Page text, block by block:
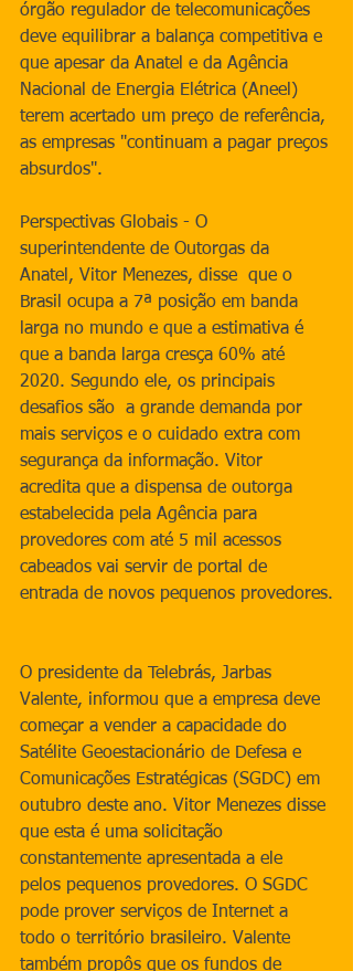
órgão regulador de telecomunicações
deve equilibrar a balança competitiva e
que apesar da Anatel e da Agência
Nacional de Energia Elétrica (Aneel)
terem acertado um preço de referência,
as empresas "continuam a pagar preços
absurdos".
Perspectivas Globais - O
superintendente de Outorgas da
Anatel, Vitor Menezes, disse  que o
Brasil ocupa a 7ª posição em banda
larga no mundo e que a estimativa é
que a banda larga cresça 60% até
2020. Segundo ele, os principais
desafios são  a grande demanda por
mais serviços e o cuidado extra com
segurança da informação. Vitor
acredita que a dispensa de outorga
estabelecida pela Agência para
provedores com até 5 mil acessos
cabeados vai servir de portal de
entrada de novos pequenos provedores.
O presidente da Telebrás, Jarbas
Valente, informou que a empresa deve
começar a vender a capacidade do
Satélite Geoestacionário de Defesa e
Comunicações Estratégicas (SGDC) em
outubro deste ano. Vitor Menezes disse
que esta é uma solicitação
constantemente apresentada a ele
pelos pequenos provedores. O SGDC
pode prover serviços de Internet a
todo o território brasileiro. Valente
também propôs que os fundos de